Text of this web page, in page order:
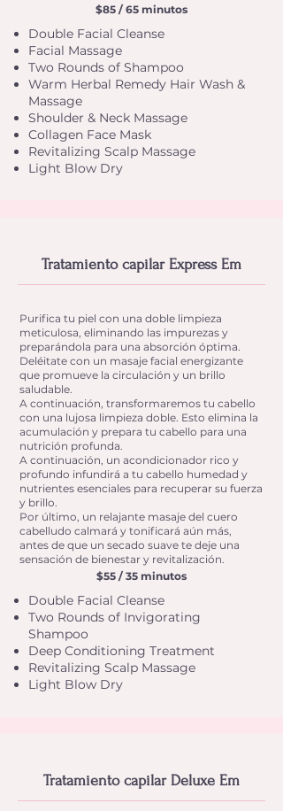
$85 / 65 minutos
Double Facial Cleanse
Facial Massage
Two Rounds of Shampoo
Warm Herbal Remedy Hair Wash &
Massage
Shoulder & Neck Massage
Collagen Face Mask
Revitalizing Scalp Massage
Light Blow Dry
Tratamiento capilar Express Em
Purifica tu piel con una doble limpieza
meticulosa, eliminando las impurezas y
preparándola para una absorción óptima.
Deléitate con un masaje facial energizante
que promueve la circulación y un brillo
saludable.
A continuación, transformaremos tu cabello
con una lujosa limpieza doble. Esto elimina la
acumulación y prepara tu cabello para una
nutrición profunda.
A continuación, un acondicionador rico y
profundo infundirá a tu cabello humedad y
nutrientes esenciales para recuperar su fuerza
y brillo.
Por último, un relajante masaje del cuero
cabelludo calmará y tonificará aún más,
antes de que un secado suave te deje una
sensación de bienestar y revitalización.
$55 / 35 minutos
Double Facial Cleanse
Two Rounds of Invigorating
Shampoo
Deep Conditioning Treatment
Revitalizing Scalp Massage
Light Blow Dry
Tratamiento capilar Deluxe Em